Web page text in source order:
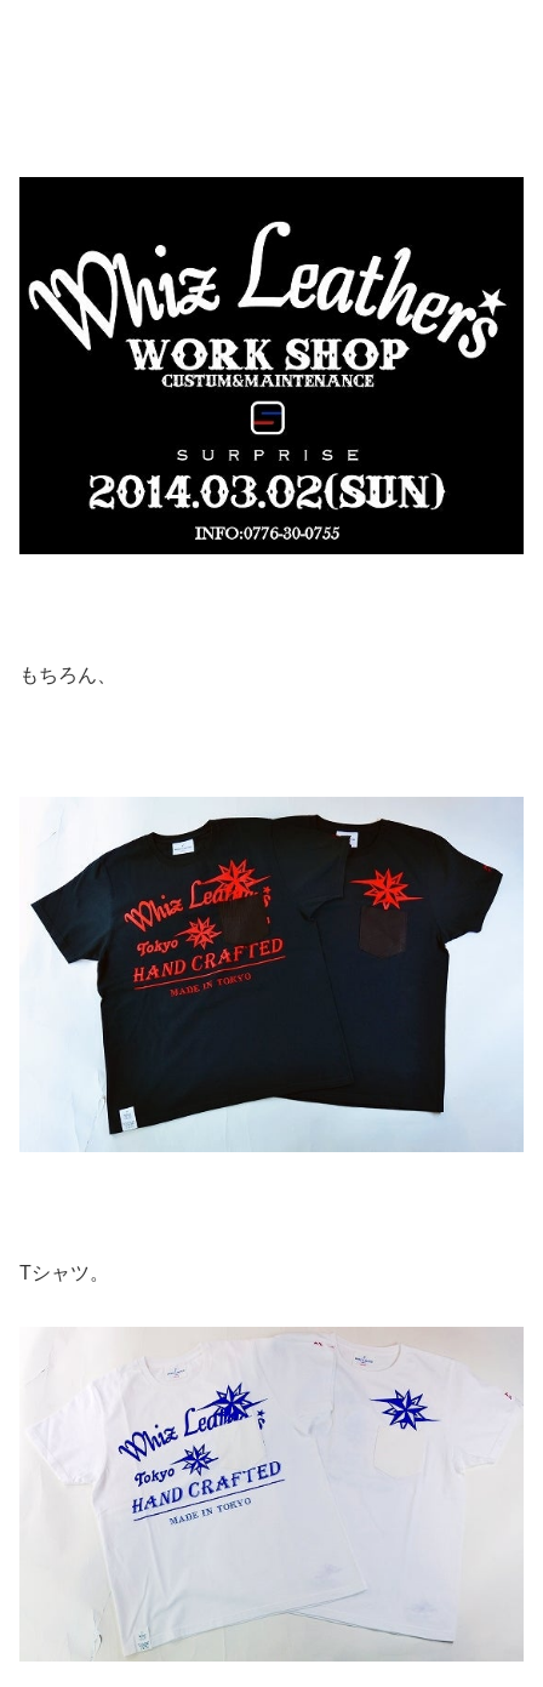
もちろん、
Tシャツ。